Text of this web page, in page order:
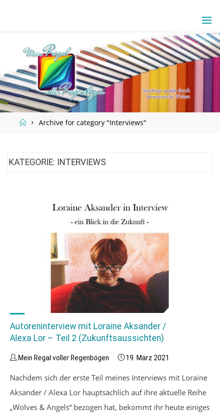
HomeArchive for category "Interviews"
KATEGORIE: INTERVIEWS
Autoreninterview mit Loraine Aksander /
Alexa Lor – Teil 2 (Zukunftsaussichten)
Mein Regal voller Regenbögen 19. März 2021
Nachdem sich der erste Teil meines Interviews mit Loraine
Aksander / Alexa Lor hauptsächlich auf ihre aktuelle Reihe
„Wolves & Angels“ bezogen hat, bekommt ihr heute einiges